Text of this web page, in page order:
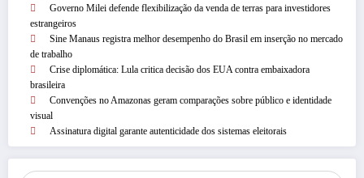
Governo Milei defende flexibilização da venda de terras para investidores
estrangeiros
Sine Manaus registra melhor desempenho do Brasil em inserção no mercado
de trabalho
Crise diplomática: Lula critica decisão dos EUA contra embaixadora
brasileira
Convenções no Amazonas geram comparações sobre público e identidade
visual
Assinatura digital garante autenticidade dos sistemas eleitorais